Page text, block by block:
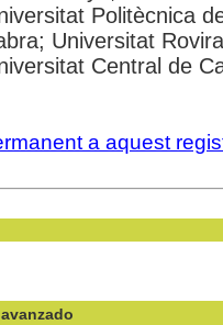
Politècnica
Universitat
Central de
a aquest